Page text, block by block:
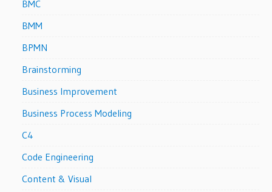
BMC
BMM
BPMN
Brainstorming
Business Improvement
Business Process Modeling
C4
Code Engineering
Content & Visual